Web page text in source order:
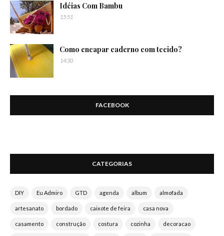
Idéias Com Bambu
15:51
Como encapar caderno com tecido?
14:30
FACEBOOK
CATEGORIAS
DIY Eu Admiro GTD agenda album almofada
artesanato bordado caixote de feira casa nova
casamento construção costura cozinha decoracao